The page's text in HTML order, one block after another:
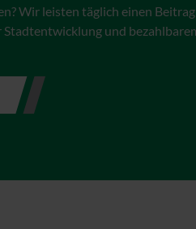
Wir leisten täglich einen Beitrag
Stadtentwicklung und